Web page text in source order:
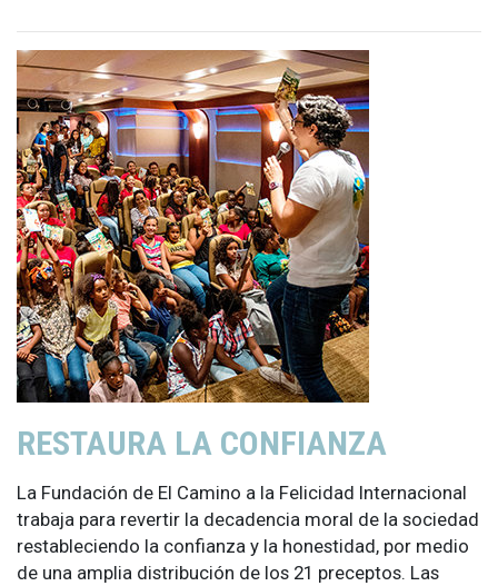
RESTAURA LA CONFIANZA
La Fundación de El Camino a la Felicidad Internacional
trabaja para revertir la decadencia moral de la sociedad
restableciendo la confianza y la honestidad, por medio
de una amplia distribución de los 21 preceptos. Las